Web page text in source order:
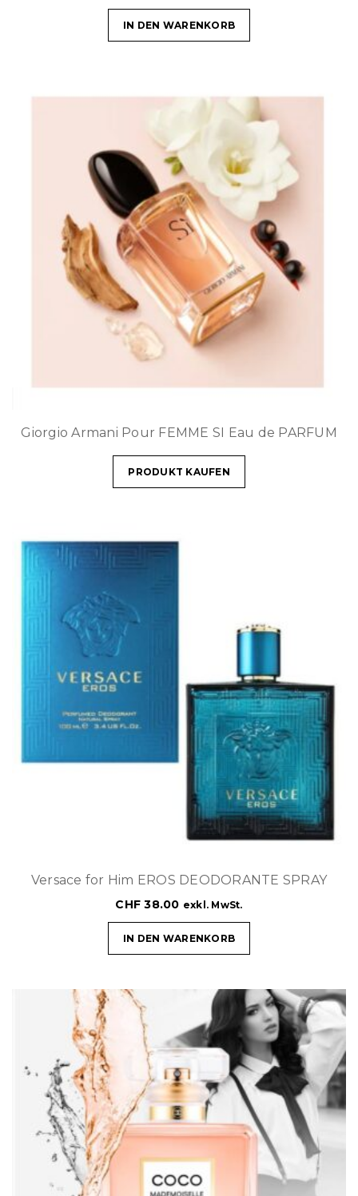
IN DEN WARENKORB
Giorgio Armani Pour FEMME SI Eau de PARFUM
PRODUKT KAUFEN
Versace for Him EROS DEODORANTE SPRAY
CHF 38.00 exkl. MwSt.
IN DEN WARENKORB